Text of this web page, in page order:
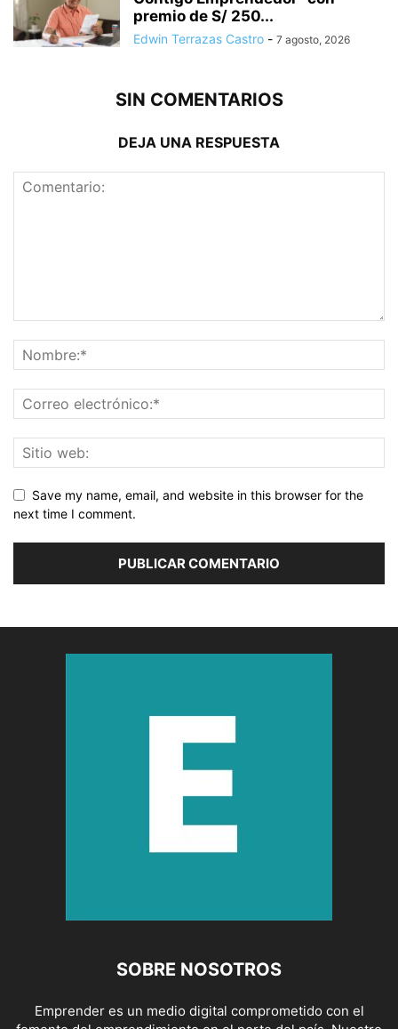
premio de S/ 250...
Edwin Terrazas Castro - 7 agosto, 2026
SIN COMENTARIOS
DEJA UNA RESPUESTA
Save my name, email, and website in this browser for the
next time I comment.
SOBRE NOSOTROS
Emprender es un medio digital comprometido con el